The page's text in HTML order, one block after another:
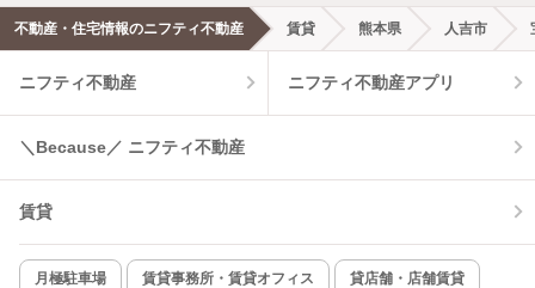
エアコンあり 都市ガス
温水洗浄便座 オートロック
コンロ2口以上
新着のみ インターネット無料
不動産・住宅情報のニフティ不動産 賃貸 熊本県 人吉市
ニフティ不動産 ニフティ不動産アプリ
＼Because／ ニフティ不動産
賃貸
月極駐車場 賃貸事務所・賃貸オフィス 貸店舗・店舗賃貸